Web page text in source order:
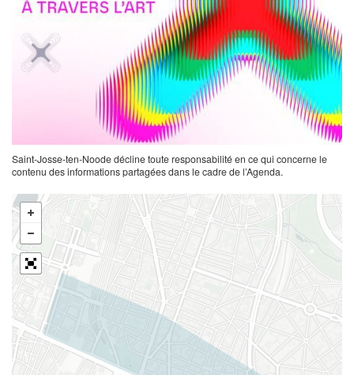
Saint-Josse-ten-Noode décline toute responsabilité en ce qui concerne le
contenu des informations partagées dans le cadre de l’Agenda.